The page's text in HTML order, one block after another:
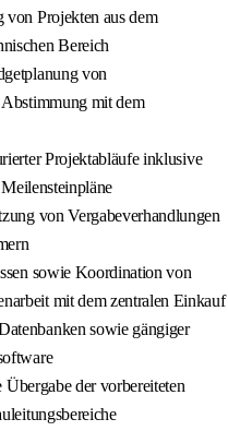
Projekten aus dem
Bereich
von
mit dem
Projektabläufe inklusive
von Vergabeverhandlungen
sowie Koordination von
mit dem zentralen Einkauf
sowie gängiger
der vorbereiteten